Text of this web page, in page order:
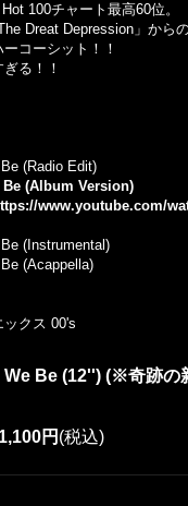
100チャート最高60位。
Dreat Depression 」から
コーシット！！
る！！
(Radio Edit)
Be (Album Version)
www.youtube.com/
(Instrumental)
(Acappella)
ックス 00's
We Be (12'') (※奇跡の
1,100円 (税込)